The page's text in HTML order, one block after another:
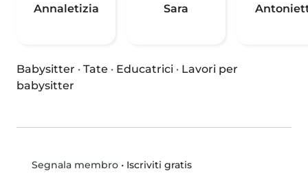
Annaletizia Sara
Babysitter · Tate · Educatrici · Lavori per
babysitter
Segnala membro• Iscriviti gratis